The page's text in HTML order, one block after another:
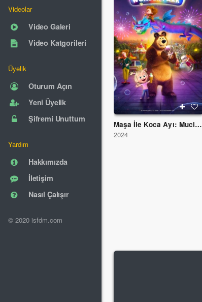
Videolar
Video Galeri
Video Katgorileri
Üyelik
Oturum Açın
Yeni Üyelik
Şifremi Unuttum
Yardım
Hakkımızda
İletişim
Nasıl Çalışır
© 2020 isfdm.com
Maşa İle Koca Ayı: Mucize Parkı
2024